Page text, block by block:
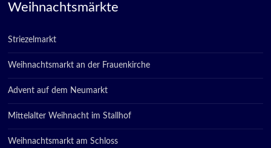
Weihnachtsmärkte
Striezelmarkt
Weihnachtsmarkt an der Frauenkirche
Advent auf dem Neumarkt
Mittelalter Weihnacht im Stallhof
Weihnachtsmarkt am Schloss